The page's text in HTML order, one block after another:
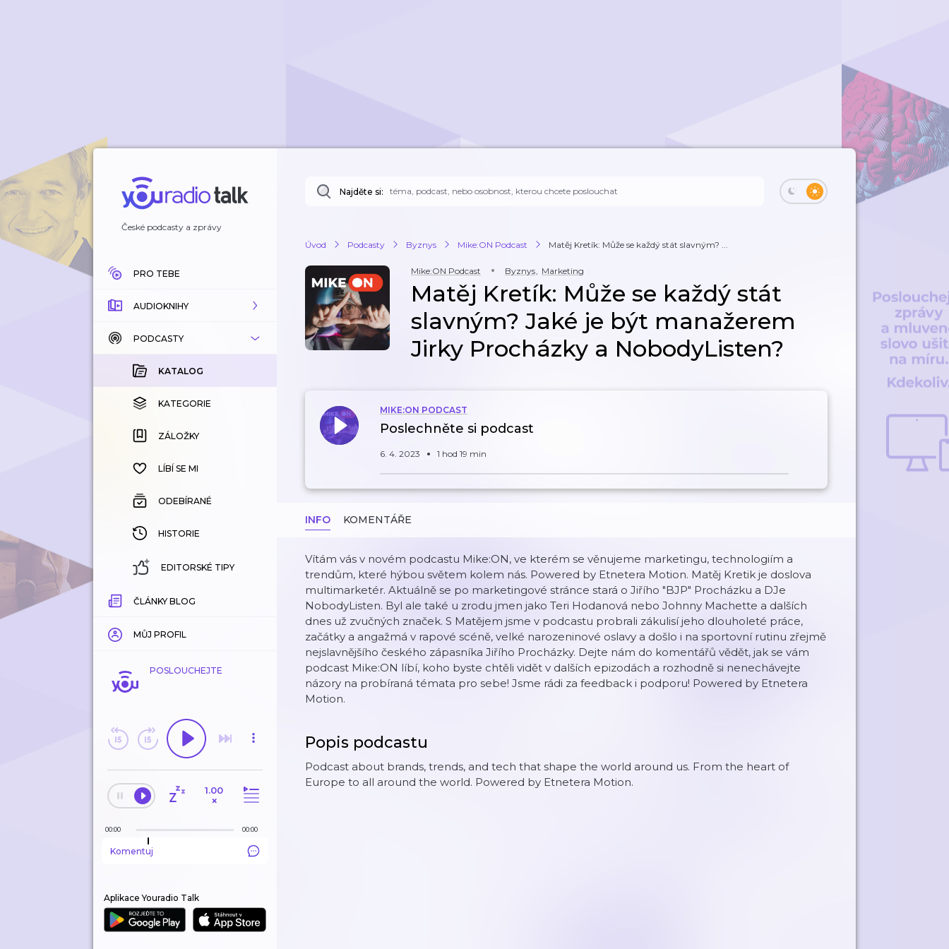
České podcasty a zprávy
PRO TEBE
AUDIOKNIHY
KATALOG
KOUPENÉ
KATEGORIE
ZÁLOŽKY
HISTORIE
PODCASTY
KATALOG
KATEGORIE
ZÁLOŽKY
LÍBÍ SE MI
ODEBÍRANÉ
HISTORIE
EDITORSKÉ TIPY
ČLÁNKY BLOG
MŮJ PROFIL
POSLOUCHEJTE
1.00
×
00:00 00:00
Komentuj
Aplikace Youradio Talk
Najděte si:
Úvod Podcasty Byznys Mike:ON Podcast Matěj Kretík: Může se každý stát slavným? ...
Mike:ON Podcast Byznys, Marketing
Matěj Kretík: Může se každý stát
slavným? Jaké je být manažerem
Jirky Procházky a NobodyListen?
MIKE:ON PODCAST
Poslechněte si podcast
6. 4. 2023 1 hod 19 min
INFO KOMENTÁŘE
Vítám vás v novém podcastu Mike:ON, ve kterém se věnujeme marketingu, technologiím a
trendům, které hýbou světem kolem nás. Powered by Etnetera Motion. Matěj Kretik je doslova
multimarketér. Aktuálně se po marketingové stránce stará o Jiřího "BJP" Procházku a DJe
NobodyListen. Byl ale také u zrodu jmen jako Teri Hodanová nebo Johnny Machette a dalších
dnes už zvučných značek. S Matějem jsme v podcastu probrali zákulisí jeho dlouholeté práce,
začátky a angažmá v rapové scéně, velké narozeninové oslavy a došlo i na sportovní rutinu zřejmě
nejslavnějšího českého zápasníka Jiřího Procházky. Dejte nám do komentářů vědět, jak se vám
podcast Mike:ON líbí, koho byste chtěli vidět v dalších epizodách a rozhodně si nenechávejte
názory na probíraná témata pro sebe! Jsme rádi za feedback i podporu! Powered by Etnetera
Motion.
Popis podcastu
Podcast about brands, trends, and tech that shape the world around us. From the heart of
Europe to all around the world. Powered by Etnetera Motion.